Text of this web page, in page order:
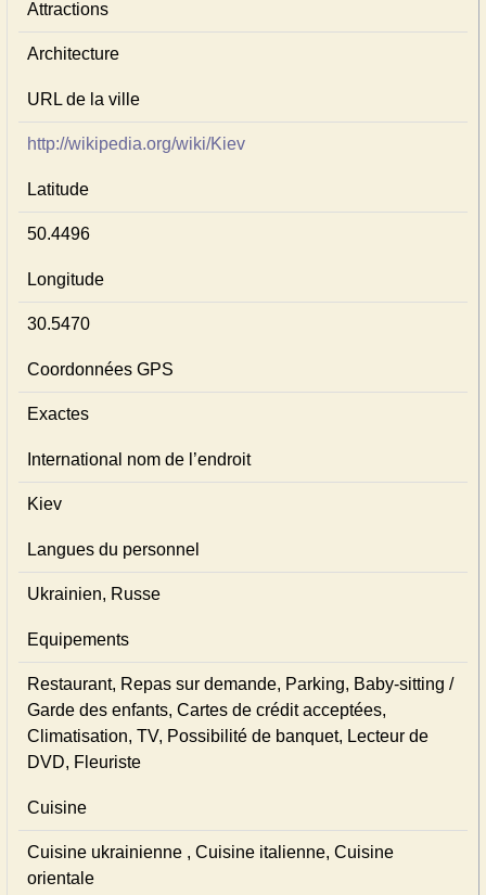
Attractions
Architecture
URL de la ville
http://wikipedia.org/wiki/Kiev
Latitude
50.4496
Longitude
30.5470
Coordonnées GPS
Exactes
International nom de l’endroit
Kiev
Langues du personnel
Ukrainien, Russe
Equipements
Restaurant, Repas sur demande, Parking, Baby-sitting /
Garde des enfants, Cartes de crédit acceptées,
Climatisation, TV, Possibilité de banquet, Lecteur de
DVD, Fleuriste
Cuisine
Cuisine ukrainienne , Cuisine italienne, Cuisine
orientale